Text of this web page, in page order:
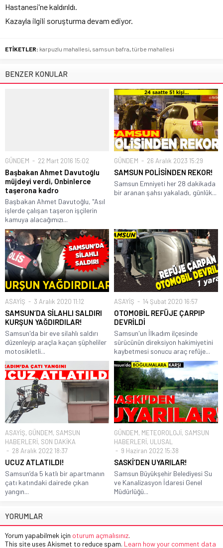
Hastanesi’ne kaldırıldı.
Kazayla ilgili soruşturma devam ediyor.
ETİKETLER: karpuzlu mahallesi samsun bafra türbe mahallesi
BENZER KONULAR
GÜNDEM 22 Mart 2016 15:02
Başbakan Ahmet Davutoğlu
müjdeyi verdi, Onbinlerce
taşerona kadro
Başbakan Ahmet Davutoğlu, "Asıl
işlerde çalışan taşeron işçilerin
kamuya alacağımızı...
GÜNDEM 26 Aralık 2023 15:29
SAMSUN POLİSİNDEN REKOR!
Samsun Emniyeti her 28 dakikada
bir aranan şahsı yakaladı, günlük...
ASAYİŞ 3 Aralık 2020 11:12
SAMSUN’DA SİLAHLI SALDIRI
KURŞUN YAĞDIRDILAR!
Samsun'da bir eve silahlı saldırı
düzenleyip araçla kaçan şüpheliler
motosikletli...
ASAYİŞ 14 Şubat 2020 16:57
OTOMOBİL REFÜJE ÇARPIP
DEVRİLDİ
Samsun'un İlkadım ilçesinde
sürücünün direksiyon hakimiyetini
kaybetmesi sonucu araç refüje...
ASAYİŞ, GÜNDEM, SAMSUN
HABERLERİ, SON DAKİKA
28 Aralık 2022 18:37
UCUZ ATLATILDI!
Samsun’da 5 katlı bir apartmanın
çatı katındaki dairede çıkan
yangın...
GÜNDEM, METEOROLOJİ, SAMSUN
HABERLERİ, ULUSAL
9 Haziran 2022 15:38
SASKİ’DEN UYARILAR!
Samsun Büyükşehir Belediyesi Su
ve Kanalizasyon İdaresi Genel
Müdürlüğü...
YORUMLAR
Yorum yapabilmek için oturum açmalısınız.
This site uses Akismet to reduce spam. Learn how your comment data